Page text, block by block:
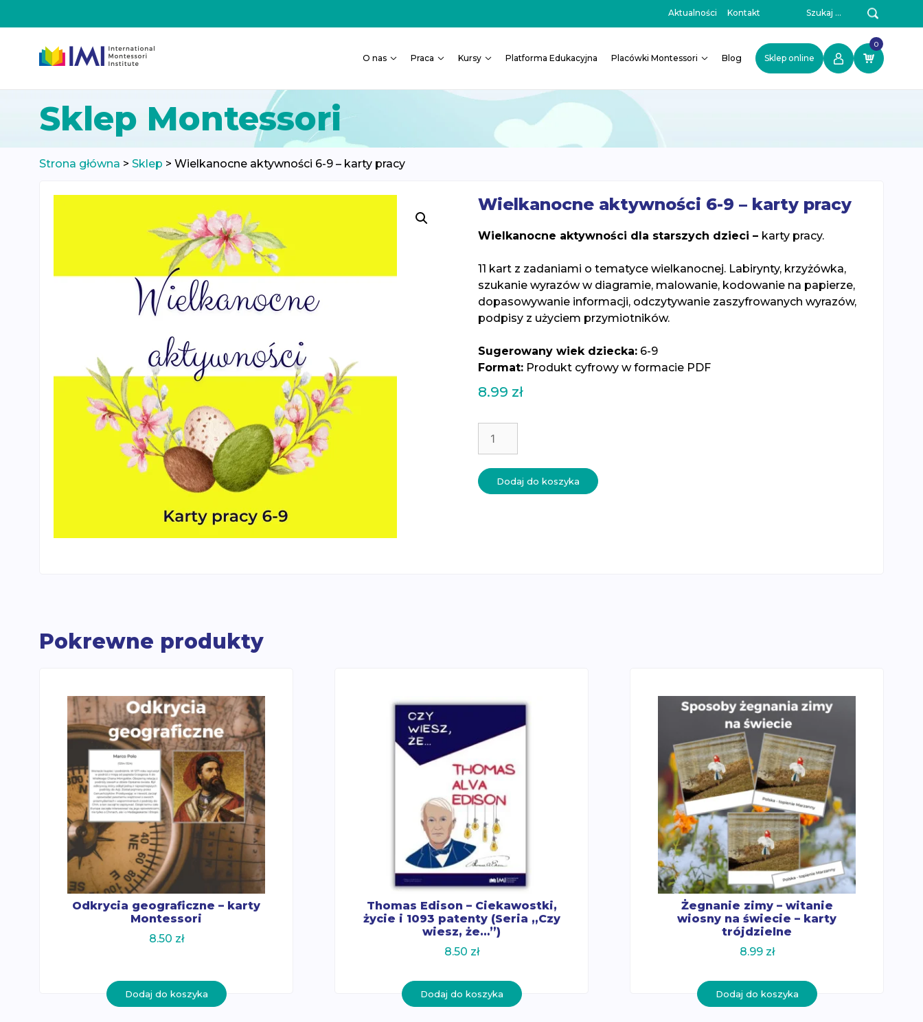
Aktualności Kontakt
O nas Praca Kursy Platforma Edukacyjna Placówki Montessori Blog Sklep online
0
Sklep Montessori
Strona główna > Sklep > Wielkanocne aktywności 6-9 – karty pracy
Wielkanocne aktywności 6-9 – karty pracy
Wielkanocne aktywności dla starszych dzieci – karty pracy.
11 kart z zadaniami o tematyce wielkanocnej. Labirynty, krzyżówka,
szukanie wyrazów w diagramie, malowanie, kodowanie na papierze,
dopasowywanie informacji, odczytywanie zaszyfrowanych wyrazów,
podpisy z użyciem przymiotników.
Sugerowany wiek dziecka:6-9
Format:Produkt cyfrowy w formacie PDF
8.99 zł
Wielkanocne
6-
9
Dodaj do koszyka
Pokrewne produkty
Odkrycia geograficzne – karty
Montessori
8.50 zł
Dodaj do koszyka
Thomas Edison – Ciekawostki,
życie i 1093 patenty (Seria „Czy
wiesz, że…”)
8.50 zł
Dodaj do koszyka
Żegnanie zimy – witanie
wiosny na świecie – karty
trójdzielne
8.99 zł
Dodaj do koszyka